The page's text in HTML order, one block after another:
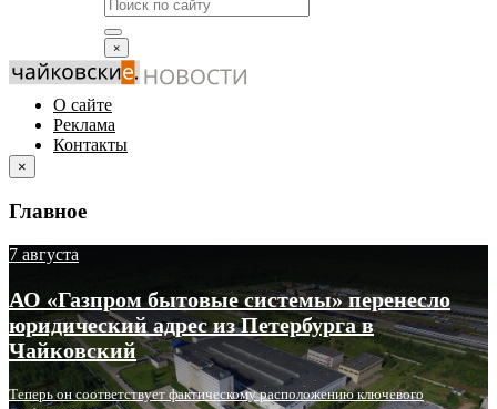
×
О сайте
Реклама
Контакты
×
Главное
7 августа
АО «Газпром бытовые системы» перенесло
юридический адрес из Петербурга в
Чайковский
Теперь он соответствует фактическому расположению ключевого